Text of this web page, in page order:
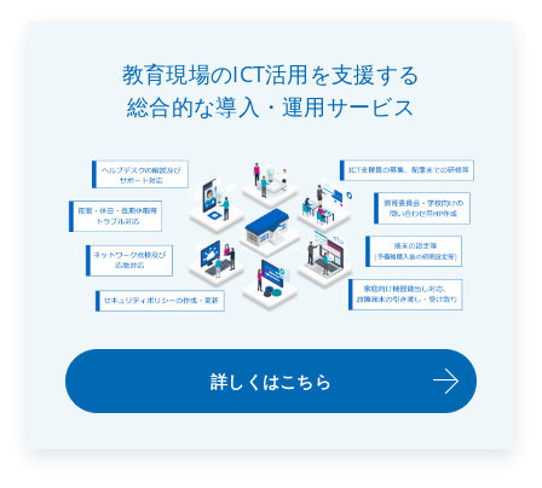
教育現場のICT活用を支援する
総合的な導入・運用サービス
詳しくはこちら